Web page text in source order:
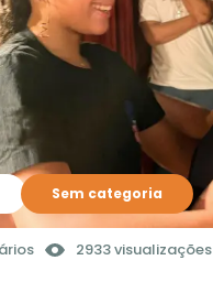
Sem categoria
2933 visualizações